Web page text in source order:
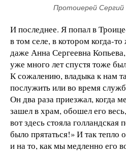
Протоиерей Сергий
И последнее. Я попал в
в том селе, в котором когда-
даже Анна Сергеевна
уже много лет спустя тоже
К сожалению, владыка к нам
послужить или во время
Он два раза приезжал, когда
зашел в храм, обошел его
вот здесь стояла голландская
было прятаться!» И так тепло
и на то, как мы медленно его